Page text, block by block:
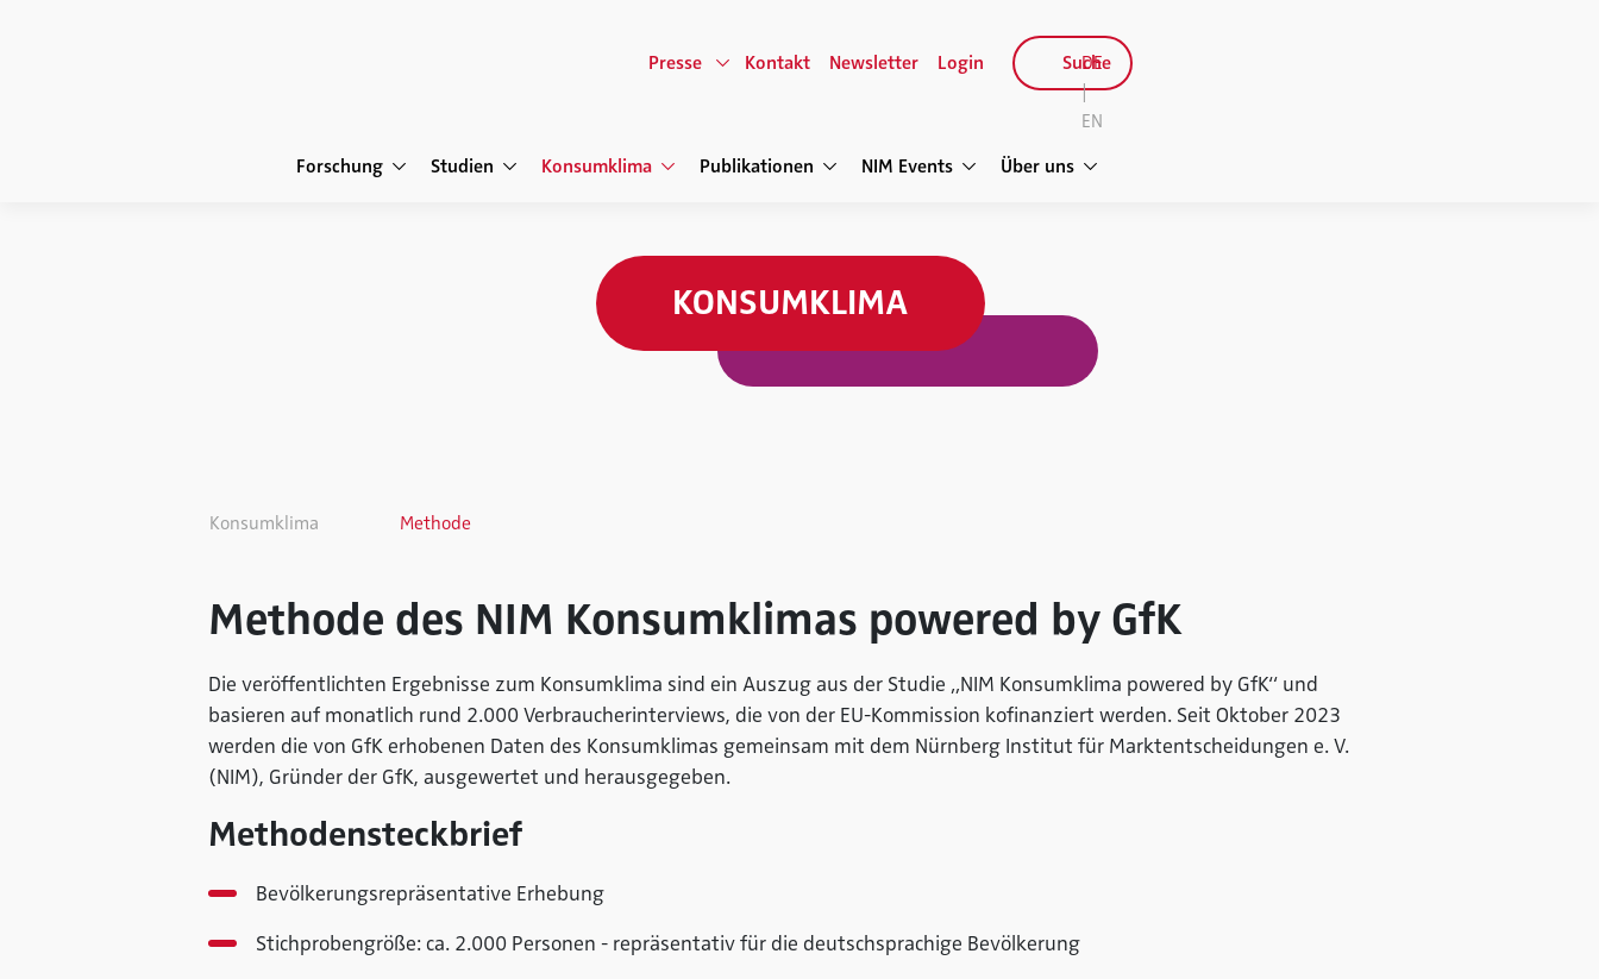
Forschung Studien Konsumklima Publikationen NIM Events Über uns
Presse Kontakt Newsletter Login Suche
DE
|
EN
KONSUMKLIMA
Konsumklima Methode
Methode des NIM Konsumklimas powered by GfK
Die veröffentlichten Ergebnisse zum Konsumklima sind ein Auszug aus der Studie „NIM Konsumklima powered by GfK“ und
basieren auf monatlich rund 2.000 Verbraucherinterviews, die von der EU-Kommission kofinanziert werden. Seit Oktober 2023
werden die von GfK erhobenen Daten des Konsumklimas gemeinsam mit dem Nürnberg Institut für Marktentscheidungen e. V.
(NIM), Gründer der GfK, ausgewertet und herausgegeben.
Methodensteckbrief
Bevölkerungsrepräsentative Erhebung
Stichprobengröße: ca. 2.000 Personen - repräsentativ für die deutschsprachige Bevölkerung